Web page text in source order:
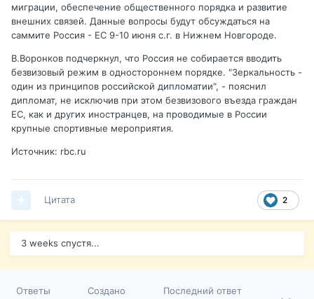
миграции, обеспечение общественного порядка и развитие
внешних связей. Данные вопросы будут обсуждаться на
саммите Россия - ЕС 9-10 июня с.г. в Нижнем Новгороде.
В.Воронков подчеркнул, что Россия не собирается вводить
безвизовый режим в одностороннем порядке. "Зеркальность -
один из принципов российской дипломатии", - пояснил
дипломат, не исключив при этом безвизового въезда граждан
ЕС, как и других иностранцев, на проводимые в России
крупные спортивные мероприятия.
Источник: rbc.ru
2
Цитата
3 weeks спустя...
Ответы Создано Последний ответ